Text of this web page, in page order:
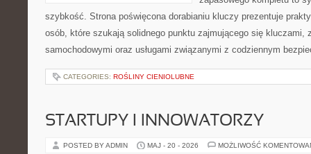
szybkość. Strona poświęcona dorabianiu kluczy prezentuje
osób, które szukają solidnego punktu zajmującego się kluczami,
samochodowymi oraz usługami związanymi z codziennym
CATEGORIES: ROŚLINY CIENIOLUBNE
STARTUPY I INNOWATORZY
POSTED BY ADMIN MAJ - 20 - 2026 MOŻLIWOŚĆ